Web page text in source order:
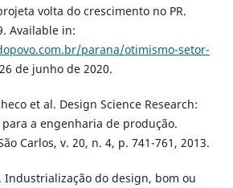
volta do crescimento no PR.
Available in:
parana/otimismo-setor-
de junho de 2020.
et al. Design Science Research:
a engenharia de produção.
Carlos, v. 20, n. 4, p. 741-761, 2013.
Industrialização do design, bom ou